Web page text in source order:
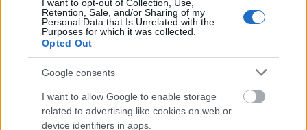
I want to opt-out of Collection, Use,
Retention, Sale, and/or Sharing of my
Personal Data that Is Unrelated with the
Purposes for which it was collected.
Opted Out
Google consents
I want to allow Google to enable storage
related to advertising like cookies on web or
device identifiers in apps.
Κουντερμέτοβα: Άνοιξε την απόσταση από τη Σάκκαρη εν
όψει WTA Finals
Σάκκαρη: Η 21χρονη Παρκς την άφησε εκτός 8αδας στην
Οστράβα
Νέος Ελληνικός θρίαμβος με 4 μετάλλια στο Παγκόσμιο
ILCA 4